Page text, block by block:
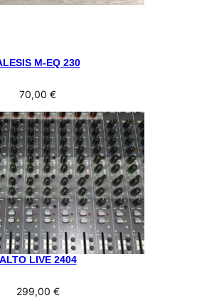
M-EQ 230
70,00 €
ALTO LIVE 2404
299,00 €